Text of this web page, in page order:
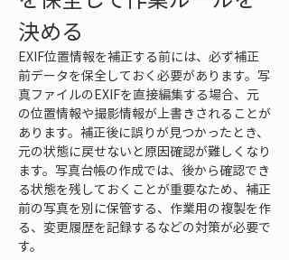
決める
EXIF位置情報を補正する前には、必ず補正
前データを保全しておく必要があります。写
真ファイルのEXIFを直接編集する場合、元
の位置情報や撮影情報が上書きされることが
あります。補正後に誤りが見つかったとき、
元の状態に戻せないと原因確認が難しくなり
ます。写真台帳の作成では、後から確認でき
る状態を残しておくことが重要なため、補正
前の写真を別に保管する、作業用の複製を作
る、変更履歴を記録するなどの対策が必要で
す。